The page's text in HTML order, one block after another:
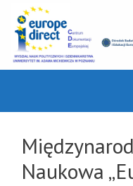
Przejdź
treści
Naukowa